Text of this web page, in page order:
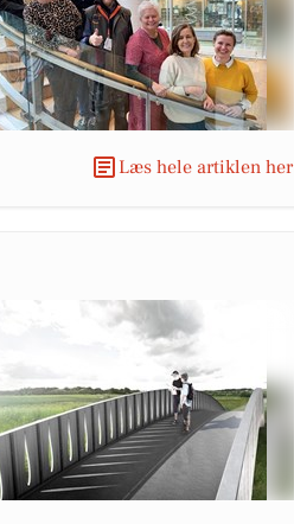
Læs hele artiklen her